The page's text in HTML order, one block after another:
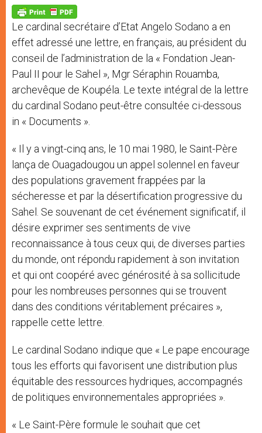
p
p
g
e
r
o
k
Le cardinal secrétaire d’Etat Angelo Sodano a en
effet adressé une lettre, en français, au président du
conseil de l’administration de la « Fondation Jean-
Paul II pour le Sahel », Mgr Séraphin Rouamba,
archevêque de Koupéla. Le texte intégral de la lettre
du cardinal Sodano peut-être consultée ci-dessous
in « Documents ».
« Il y a vingt-cinq ans, le 10 mai 1980, le Saint-Père
lança de Ouagadougou un appel solennel en faveur
des populations gravement frappées par la
sécheresse et par la désertification progressive du
Sahel. Se souvenant de cet événement significatif, il
désire exprimer ses sentiments de vive
reconnaissance à tous ceux qui, de diverses parties
du monde, ont répondu rapidement à son invitation
et qui ont coopéré avec générosité à sa sollicitude
pour les nombreuses personnes qui se trouvent
dans des conditions véritablement précaires »,
rappelle cette lettre.
Le cardinal Sodano indique que « Le pape encourage
tous les efforts qui favorisent une distribution plus
équitable des ressources hydriques, accompagnés
de politiques environnementales appropriées ».
« Le Saint-Père formule le souhait que cet